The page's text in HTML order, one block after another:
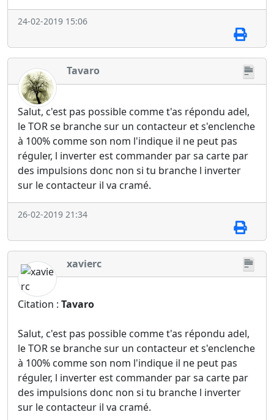
24-02-2019 15:06
Tavaro
Salut, c'est pas possible comme t'as répondu adel,
le TOR se branche sur un contacteur et s'enclenche
à 100% comme son nom l'indique il ne peut pas
réguler, l inverter est commander par sa carte par
des impulsions donc non si tu branche l inverter
sur le contacteur il va cramé.
26-02-2019 21:34
xavierc
Citation : Tavaro
Salut, c'est pas possible comme t'as répondu adel,
le TOR se branche sur un contacteur et s'enclenche
à 100% comme son nom l'indique il ne peut pas
réguler, l inverter est commander par sa carte par
des impulsions donc non si tu branche l inverter
sur le contacteur il va cramé.